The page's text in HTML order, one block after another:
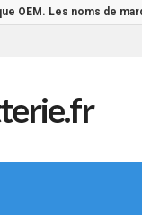
OEM. Les noms de